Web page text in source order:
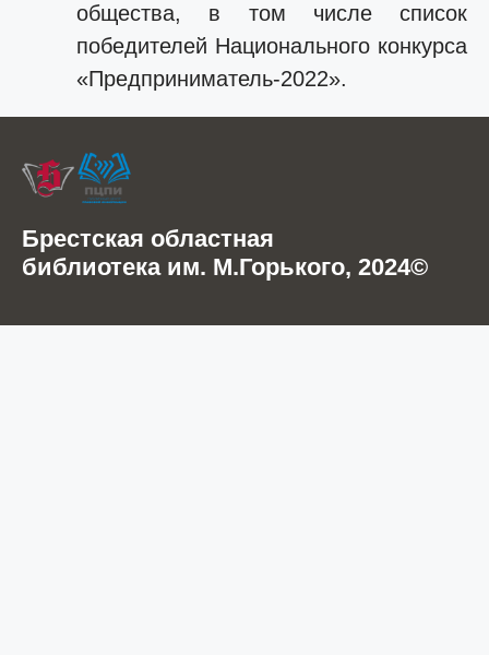
общества, в том числе список
победителей Национального конкурса
«Предприниматель-2022».
Брестская областная
библиотека им. М.Горького, 2024©